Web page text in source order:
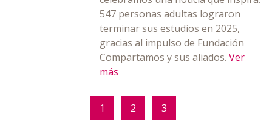
547 personas adultas lograron
terminar sus estudios en 2025,
gracias al impulso de Fundación
Compartamos y sus aliados.Ver
más
1 2 3